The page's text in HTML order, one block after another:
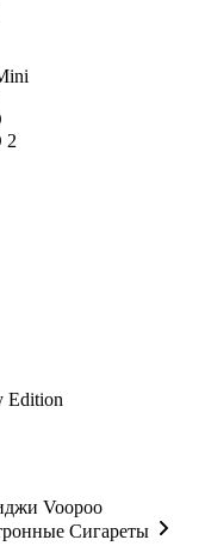
2
Edition
Voopoo
Сигареты